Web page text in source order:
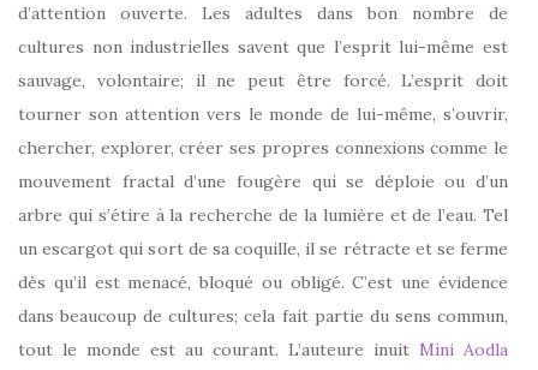
d’attention ouverte. Les adultes dans bon nombre de
cultures non industrielles savent que l’esprit lui-même est
sauvage, volontaire; il ne peut être forcé. L’esprit doit
tourner son attention vers le monde de lui-même, s’ouvrir,
chercher, explorer, créer ses propres connexions comme le
mouvement fractal d’une fougère qui se déploie ou d’un
arbre qui s’étire à la recherche de la lumière et de l’eau. Tel
un escargot qui sort de sa coquille, il se rétracte et se ferme
dès qu’il est menacé, bloqué ou obligé. C’est une évidence
dans beaucoup de cultures; cela fait partie du sens commun,
tout le monde est au courant. L’auteure inuit Mini Aodla